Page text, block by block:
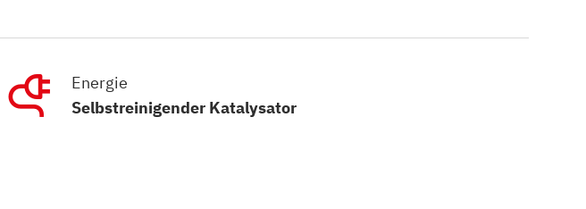
Energie
Selbstreinigender Katalysator